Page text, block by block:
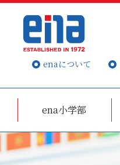
enaについて
ena小学部